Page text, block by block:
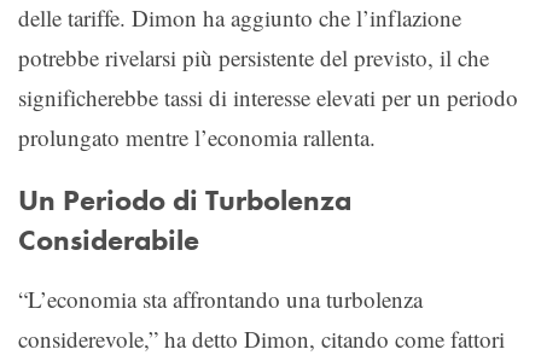
delle tariffe. Dimon ha aggiunto che l’inflazione
potrebbe rivelarsi più persistente del previsto, il che
significherebbe tassi di interesse elevati per un periodo
prolungato mentre l’economia rallenta.
Un Periodo di Turbolenza
Considerabile
“L’economia sta affrontando una turbolenza
considerevole,” ha detto Dimon, citando come fattori